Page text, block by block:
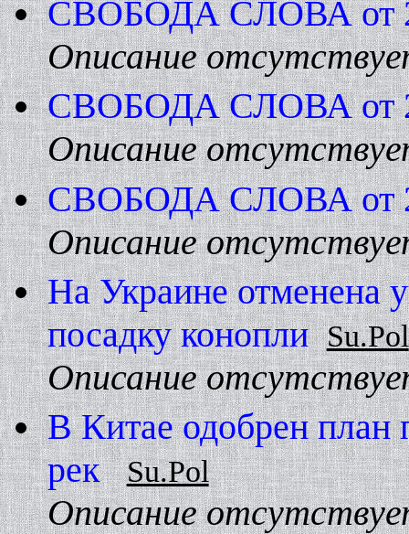
СВОБОДА СЛОВА от
Описание
СВОБОДА СЛОВА от
Описание
СВОБОДА СЛОВА от
Описание
Hа Украине отменена
посадку конопли Su.Pol
Описание
В Китае одобрен план
рек Su.Pol
Описание